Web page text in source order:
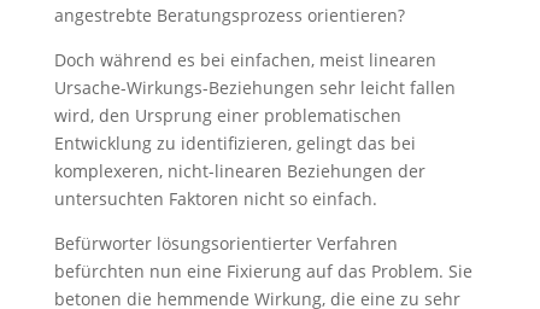
angestrebte Beratungsprozess orientieren?
Doch während es bei einfachen, meist linearen
Ursache-Wirkungs-Beziehungen sehr leicht fallen
wird, den Ursprung einer problematischen
Entwicklung zu identifizieren, gelingt das bei
komplexeren, nicht-linearen Beziehungen der
untersuchten Faktoren nicht so einfach.
Befürworter lösungsorientierter Verfahren
befürchten nun eine Fixierung auf das Problem. Sie
betonen die hemmende Wirkung, die eine zu sehr